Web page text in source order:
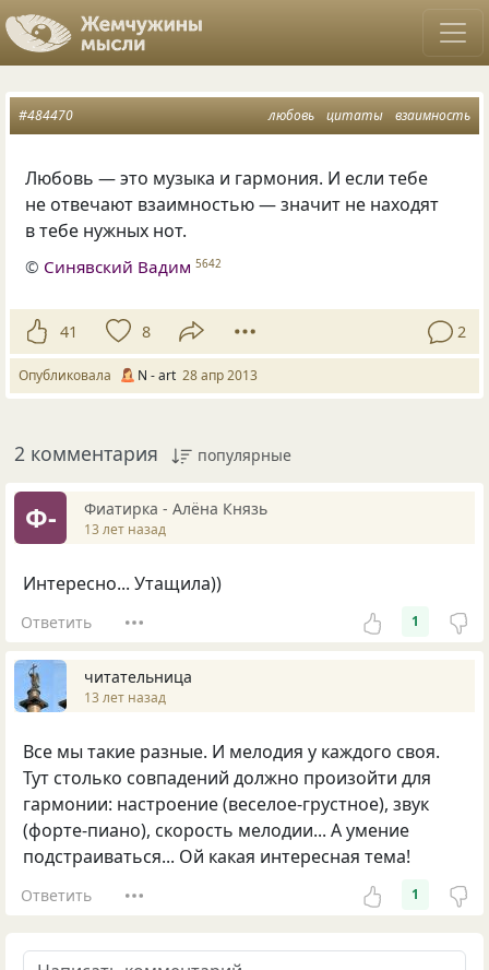
любовь цитаты взаимность
#484470
Любовь — это музыка и гармония. И если тебе
не отвечают взаимностью — значит не находят
в тебе нужных нот.
© Синявский Вадим 5642
41 8 2
Опубликовала N - art 28 апр 2013
2 комментария популярные
Ф- Фиатирка - Алёна Князь
13 лет назад
Интересно... Утащила))
Ответить 1
читательница
13 лет назад
Все мы такие разные. И мелодия у каждого своя.
Тут столько совпадений должно произойти для
гармонии: настроение (веселое-грустное), звук
(форте-пиано), скорость мелодии... А умение
подстраиваться... Ой какая интересная тема!
Ответить 1